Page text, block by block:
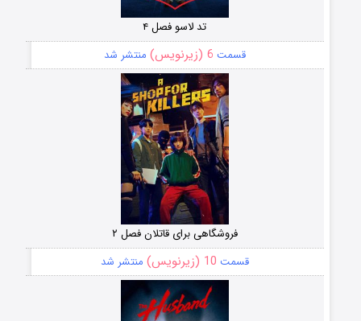
تد لاسو فصل ۴
قسمت 6 (زیرنویس) منتشر شد
فروشگاهی برای قاتلان فصل ۲
قسمت 10 (زیرنویس) منتشر شد